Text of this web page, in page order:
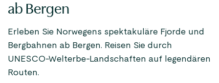
ab Bergen
Erleben Sie Norwegens spektakuläre Fjorde und
Bergbahnen ab Bergen. Reisen Sie durch
UNESCO-Welterbe-Landschaften auf legendären
Routen.